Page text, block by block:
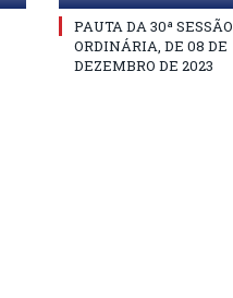
PAUTA DA 30ª SESSÃO
ORDINÁRIA, DE 08 DE
DEZEMBRO DE 2023